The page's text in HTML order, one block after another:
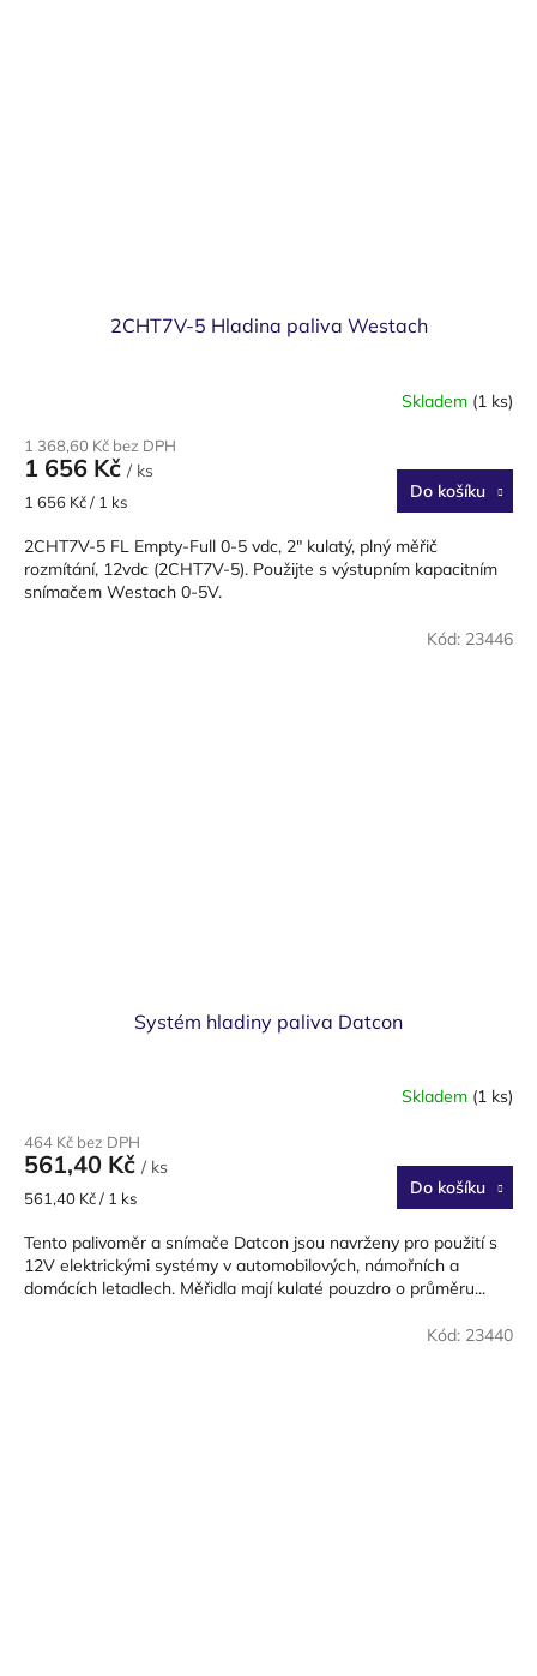
2CHT7V-5 Hladina paliva Westach
Skladem (1 ks)
1 368,60 Kč bez DPH
1 656 Kč / ks
Měrná
1 656 Kč / 1 ks Do košíku
2CHT7V-5 FL Empty-Full 0-5 vdc, 2" kulatý, plný měřič
rozmítání, 12vdc (2CHT7V-5). Použijte s výstupním kapacitním
snímačem Westach 0-5V.
Systém hladiny paliva Datcon
Skladem (1 ks)
464 Kč bez DPH
561,40 Kč / ks
Měrná
561,40 Kč / 1 ks Do košíku
Tento palivoměr a snímače Datcon jsou navrženy pro použití s ​​
12V elektrickými systémy v automobilových, námořních a
domácích letadlech. Měřidla mají kulaté pouzdro o průměru...
Kód: 23446
Kód: 23440